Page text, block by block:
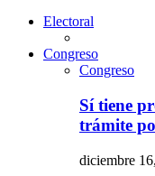
Electoral
Congreso
Congreso
Sí tiene
trámite
diciembre